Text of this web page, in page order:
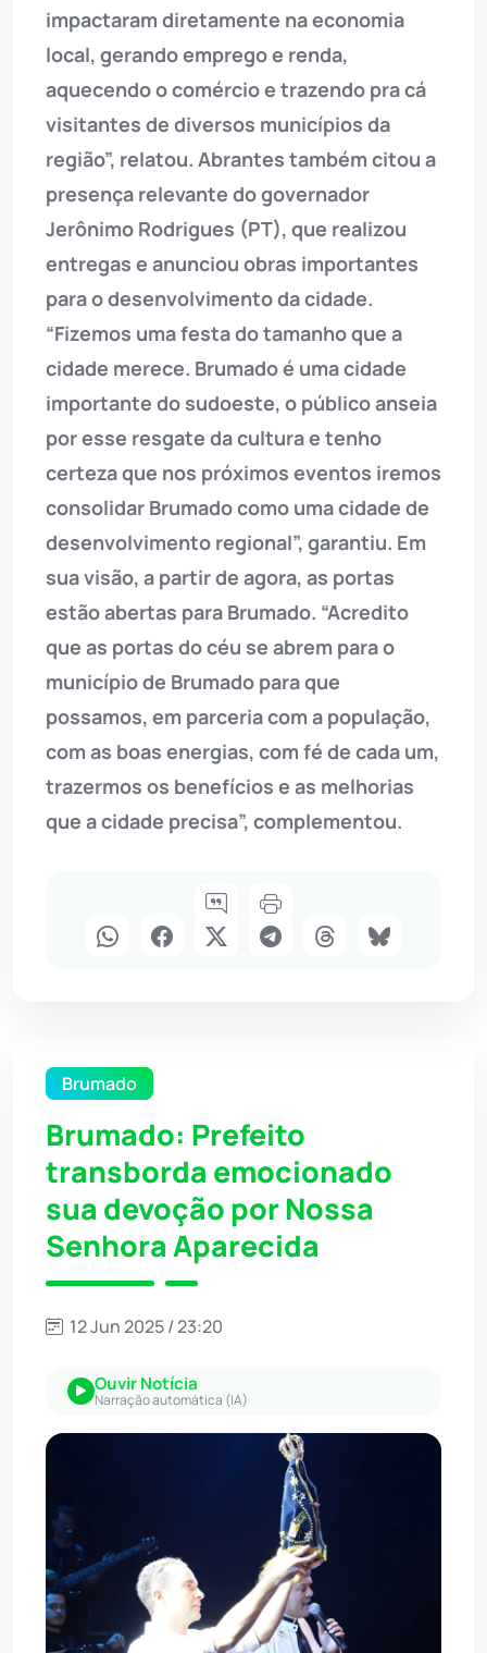
impactaram diretamente na economia
local, gerando emprego e renda,
aquecendo o comércio e trazendo pra cá
visitantes de diversos municípios da
região”, relatou. Abrantes também citou a
presença relevante do governador
Jerônimo Rodrigues (PT), que realizou
entregas e anunciou obras importantes
para o desenvolvimento da cidade.
“Fizemos uma festa do tamanho que a
cidade merece. Brumado é uma cidade
importante do sudoeste, o público anseia
por esse resgate da cultura e tenho
certeza que nos próximos eventos iremos
consolidar Brumado como uma cidade de
desenvolvimento regional”, garantiu. Em
sua visão, a partir de agora, as portas
estão abertas para Brumado. “Acredito
que as portas do céu se abrem para o
município de Brumado para que
possamos, em parceria com a população,
com as boas energias, com fé de cada um,
trazermos os benefícios e as melhorias
que a cidade precisa”, complementou.
Brumado
Brumado: Prefeito
transborda emocionado
sua devoção por Nossa
Senhora Aparecida
12 Jun 2025 / 23:20
Ouvir Notícia
Narração automática (IA)